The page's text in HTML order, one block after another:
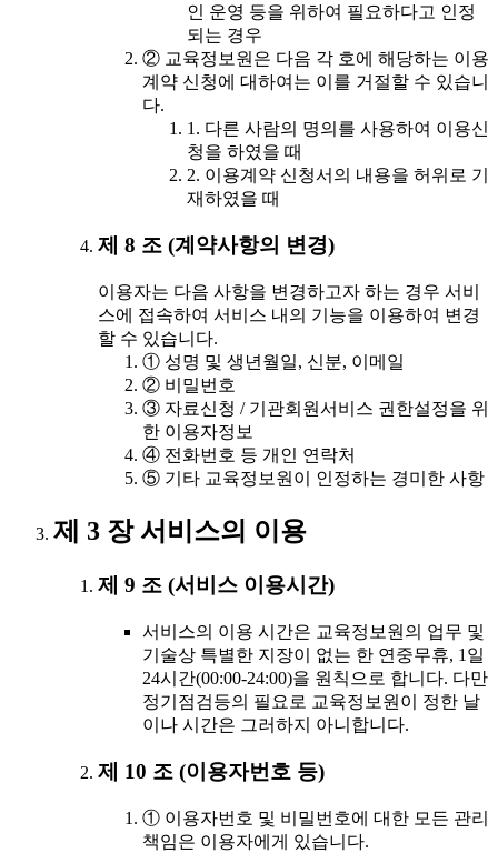
인 운영 등을 위하여 필요하다고 인정
되는 경우
② 교육정보원은 다음 각 호에 해당하는 이용
계약 신청에 대하여는 이를 거절할 수 있습니
다.
1. 다른 사람의 명의를 사용하여 이용신
청을 하였을 때
2. 이용계약 신청서의 내용을 허위로 기
재하였을 때
제 8 조 (계약사항의 변경)
이용자는 다음 사항을 변경하고자 하는 경우 서비
스에 접속하여 서비스 내의 기능을 이용하여 변경
할 수 있습니다.
① 성명 및 생년월일, 신분, 이메일
② 비밀번호
③ 자료신청 / 기관회원서비스 권한설정을 위
한 이용자정보
④ 전화번호 등 개인 연락처
⑤ 기타 교육정보원이 인정하는 경미한 사항
제 3 장 서비스의 이용
제 9 조 (서비스 이용시간)
서비스의 이용 시간은 교육정보원의 업무 및
기술상 특별한 지장이 없는 한 연중무휴, 1일
24시간(00:00-24:00)을 원칙으로 합니다. 다만
정기점검등의 필요로 교육정보원이 정한 날
이나 시간은 그러하지 아니합니다.
제 10 조 (이용자번호 등)
① 이용자번호 및 비밀번호에 대한 모든 관리
책임은 이용자에게 있습니다.